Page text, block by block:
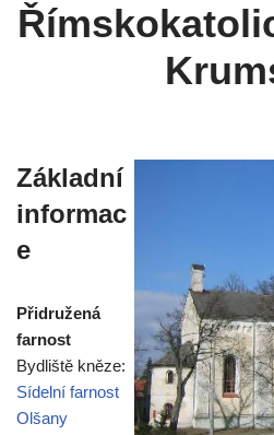
Základní
informac
e
Přidružená
farnost
Bydliště kněze:
Sídelní farnost
Olšany